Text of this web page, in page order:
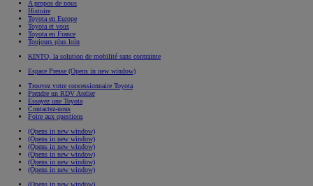
A propos de nous
Histoire
Toyota en Europe
Toyota et vous
Toyota en France
Toujours plus loin
KINTO, la solution de mobilité sans contrainte
Espace Presse (Opens in new window)
Trouvez votre concessionnaire Toyota
Prendre un RDV Atelier
Essayez une Toyota
Contactez-nous
Foire aux questions
(Opens in new window)
(Opens in new window)
(Opens in new window)
(Opens in new window)
(Opens in new window)
(Opens in new window)
(Opens in new window)